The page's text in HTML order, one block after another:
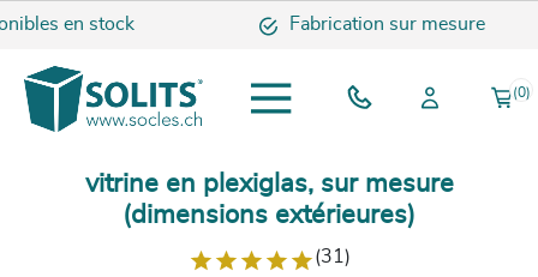
en stock Fabrication sur mesure
(0)
vitrine en plexiglas, sur mesure
(dimensions extérieures)
(31)